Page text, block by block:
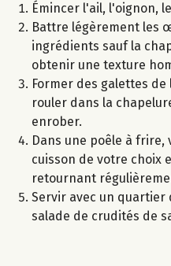
Émincer l'ail, l'oignon,
Battre légèrement les
ingrédients sauf la
obtenir une texture
Former des galettes
rouler dans la
enrober.
Dans une poêle à frire,
cuisson de votre choix
retournant
Servir avec un
salade de crudités de